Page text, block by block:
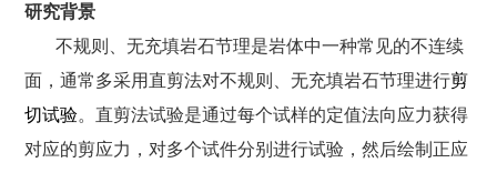
研究背景
不规则、无充填岩石节理是岩体中一种常见的不连续
面，通常多采用直剪法对不规则、无充填岩石节理进行剪
切试验。直剪法试验是通过每个试样的定值法向应力获得
对应的剪应力，对多个试件分别进行试验，然后绘制正应